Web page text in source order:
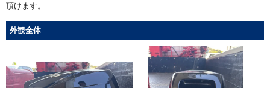
頂けます。
外観全体